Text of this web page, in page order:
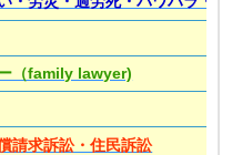
（family lawyer)
請求訴訟・住民訴訟